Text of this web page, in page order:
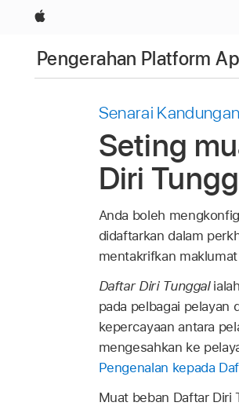
Apple
Pengerahan Platform
Senarai Kandungan
Seting
Diri
Anda boleh
didaftarkan dalam
mentakrifkan
Daftar Diri Tunggal
pada pelbagai pelayan
kepercayaan antara
mengesahkan ke
Pengenalan kepada
Muat beban Daftar